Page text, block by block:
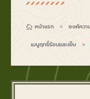
 หน้าแรก 9 องค์คว
เมนูฤทธิ์ร้อนและเย็น 9